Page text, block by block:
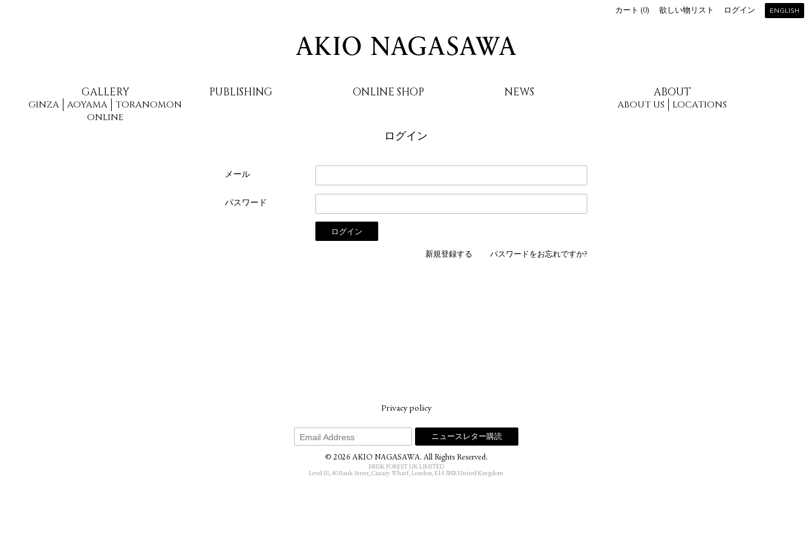
GALLERY
GINZA AOYAMA
TORANOMON
ONLINE
PUBLISHING ONLINE SHOP NEWS ABOUT
ABOUT US LOCATIONS
カート (0) 欲しい物リスト ログイン ENGLISH
ログイン
メール
パスワード
新規登録する パスワードをお忘れですか?
Privacy policy
© 2026 AKIO NAGASAWA. All Rights Reserved.
BRISK FOREST UK LIMITED
Level 18, 40 Bank Street, Canary Wharf, London, E14 5NR United Kingdom